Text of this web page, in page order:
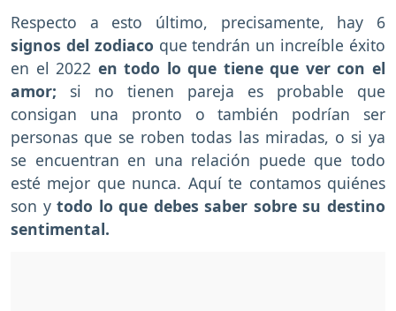
Respecto a esto último, precisamente, hay 6
signos del zodiaco que tendrán un increíble éxito
en el 2022 en todo lo que tiene que ver con el
amor; si no tienen pareja es probable que
consigan una pronto o también podrían ser
personas que se roben todas las miradas, o si ya
se encuentran en una relación puede que todo
esté mejor que nunca. Aquí te contamos quiénes
son ytodo lo que debes saber sobre su destino
sentimental.